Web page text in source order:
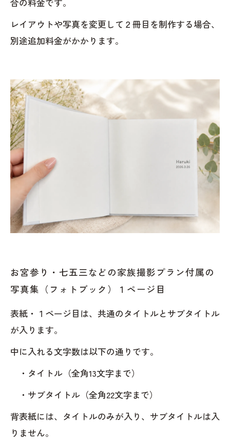
レイアウトや写真を変更して２冊目を制作する場合、
別途追加料金がかかります。
お宮参り・七五三などの家族撮影プラン付属の
写真集（フォトブック）１ページ目
表紙・１ページ目は、共通のタイトルとサブタイトル
が入ります。
中に入れる文字数は以下の通りです。
・タイトル（全角13文字まで）
・サブタイトル（全角22文字まで）
背表紙には、タイトルのみが入り、サブタイトルは入
りません。